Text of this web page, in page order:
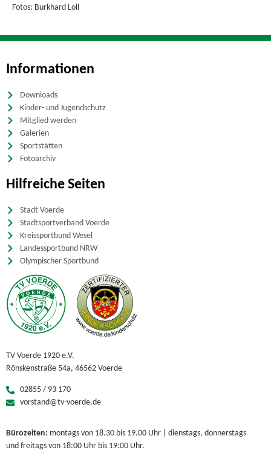
Fotos: Burkhard Loll
Informationen
Downloads
Kinder- und Jugendschutz
Mitglied werden
Galerien
Sportstätten
Fotoarchiv
Hilfreiche Seiten
Stadt Voerde
Stadtsportverband Voerde
Kreissportbund Wesel
Landessportbund NRW
Olympischer Sportbund
TV Voerde 1920 e.V.
Rönskenstraße 54a, 46562 Voerde
02855 / 93 170
vorstand@tv-voerde.de
Bürozeiten: montags von 18.30 bis 19.00 Uhr | dienstags, donnerstags
und freitags von 18:00 Uhr bis 19:00 Uhr.